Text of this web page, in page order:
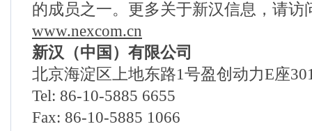
的成员之一。更多关于新汉信息，请访
www.nexcom.cn
新汉（中国）有限公司
北京海淀区上地东路1号盈创动力E座
Tel: 86-10-5885 6655
Fax: 86-10-5885 1066